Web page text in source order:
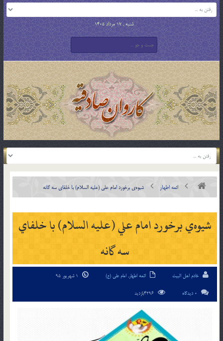
شنبه , 17 مرداد 1405
ائمه اطهار شيوه‌ي برخورد امام علي (علیه السلام) با خلفاي سه گانه
شيوه‌ي برخورد امام علي (علیه السلام) با خلفاي
سه گانه
خادم اهل البیت ائمه اطهار, امام علی (ع)
0 دیدگاه